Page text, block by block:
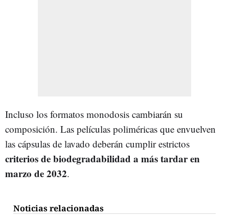
Incluso los formatos monodosis cambiarán su
composición. Las películas poliméricas que envuelven
las cápsulas de lavado deberán cumplir estrictos
criterios de biodegradabilidad a más tardar en
marzo de 2032.
Noticias relacionadas